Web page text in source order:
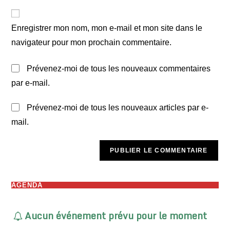
votre
site
(facultatif)
Enregistrer mon nom, mon e-mail et mon site dans le
navigateur pour mon prochain commentaire.
Prévenez-moi de tous les nouveaux commentaires
par e-mail.
Prévenez-moi de tous les nouveaux articles par e-
mail.
AGENDA
Aucun événement prévu pour le moment